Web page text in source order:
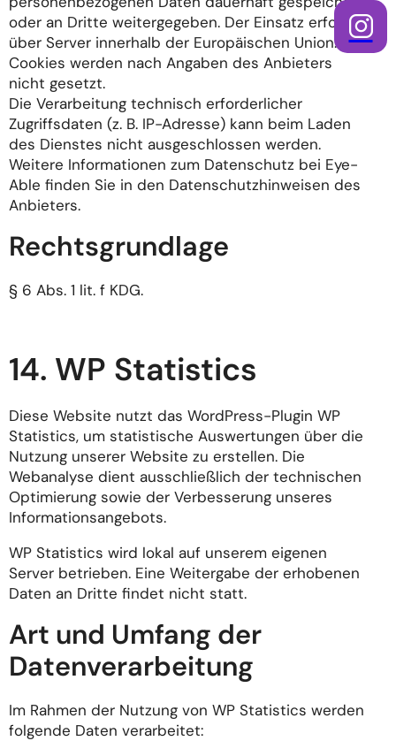
oder an Dritte weitergegeben. Der Einsatz erfolgt
über Server innerhalb der Europäischen Union.
Cookies werden nach Angaben des Anbieters
nicht gesetzt.
Die Verarbeitung technisch erforderlicher
Zugriffsdaten (z. B. IP-Adresse) kann beim Laden
des Dienstes nicht ausgeschlossen werden.
Weitere Informationen zum Datenschutz bei Eye-
Able finden Sie in den Datenschutzhinweisen des
Anbieters.
Rechtsgrundlage
§ 6 Abs. 1 lit. f KDG.
14. WP Statistics
Diese Website nutzt das WordPress-Plugin WP
Statistics, um statistische Auswertungen über die
Nutzung unserer Website zu erstellen. Die
Webanalyse dient ausschließlich der technischen
Optimierung sowie der Verbesserung unseres
Informationsangebots.
WP Statistics wird lokal auf unserem eigenen
Server betrieben. Eine Weitergabe der erhobenen
Daten an Dritte findet nicht statt.
Art und Umfang der
Datenverarbeitung
Im Rahmen der Nutzung von WP Statistics werden
folgende Daten verarbeitet: